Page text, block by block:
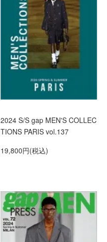
2024 S/S gap MEN'S COLLEC
TIONS PARIS vol.137
19,800円(税込)